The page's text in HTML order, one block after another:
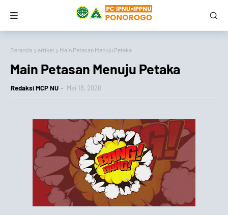
Beranda artikel Main Petasan Menuju Petaka
Main Petasan Menuju Petaka
Redaksi MCP NU Mei 18, 2020